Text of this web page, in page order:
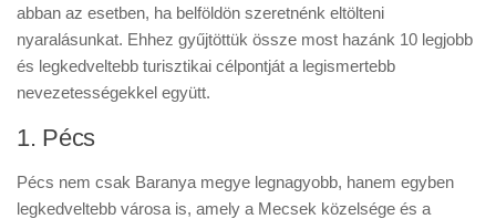
abban az esetben, ha belföldön szeretnénk eltölteni
nyaralásunkat. Ehhez gyűjtöttük össze most hazánk 10 legjobb
és legkedveltebb turisztikai célpontját a legismertebb
nevezetességekkel együtt.
1. Pécs
Pécs nem csak Baranya megye legnagyobb, hanem egyben
legkedveltebb városa is, amely a Mecsek közelsége és a